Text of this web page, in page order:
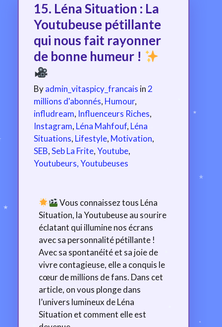
15. Léna Situation : La
Youtubeuse pétillante
qui nous fait rayonner
de bonne humeur !
Byadmin_vitaspicy_francais in 2
millions d'abonnés, Humour,
infludream, Influenceurs Riches,
Instagram, Léna Mahfouf, Léna
Situations, Lifestyle, Motivation,
SEB,Seb La Frite,Youtube,
Youtubeurs, Youtubeuses
Vous connaissez tous Léna
Situation, la Youtubeuse au sourire
éclatant qui illumine nos écrans
avec sa personnalité pétillante !
Avec sa spontanéité et sa joie de
vivre contagieuse, elle a conquis le
cœur de millions de fans. Dans cet
article, on vous plonge dans
l’univers lumineux de Léna
Situation et comment elle est